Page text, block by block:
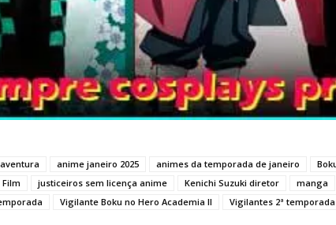
anime janeiro 2025 animes da temporada de janeiro
justiceiros sem licença anime Kenichi Suzuki diretor manga
Vigilante Boku no Hero Academia II Vigilantes 2ª temporada